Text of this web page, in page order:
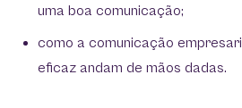
uma boa comunicação;
como a comunicação
eficaz andam de mãos dadas.